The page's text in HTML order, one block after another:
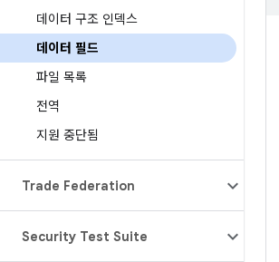
데이터 구조 인덱스
데이터 필드
파일 목록
전역
지원 중단됨
Trade Federation
Security Test Suite